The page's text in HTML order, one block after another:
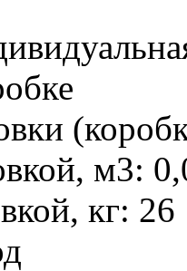
м3:
кг: 26